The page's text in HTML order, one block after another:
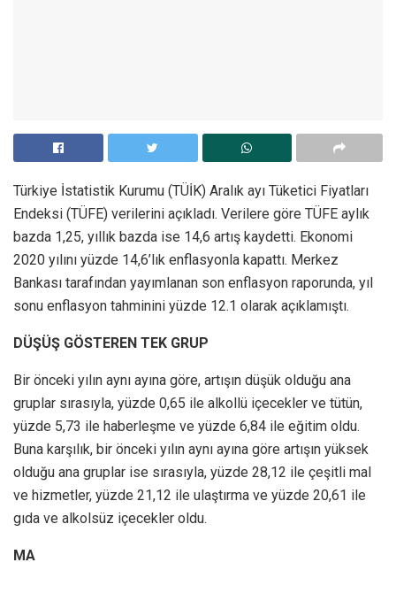
Türkiye İstatistik Kurumu (TÜİK) Aralık ayı Tüketici Fiyatları
Endeksi (TÜFE) verilerini açıkladı. Verilere göre TÜFE aylık
bazda 1,25, yıllık bazda ise 14,6 artış kaydetti. Ekonomi
2020 yılını yüzde 14,6’lık enflasyonla kapattı. Merkez
Bankası tarafından yayımlanan son enflasyon raporunda, yıl
sonu enflasyon tahminini yüzde 12.1 olarak açıklamıştı.
DÜŞÜŞ GÖSTEREN TEK GRUP
Bir önceki yılın aynı ayına göre, artışın düşük olduğu ana
gruplar sırasıyla, yüzde 0,65 ile alkollü içecekler ve tütün,
yüzde 5,73 ile haberleşme ve yüzde 6,84 ile eğitim oldu.
Buna karşılık, bir önceki yılın aynı ayına göre artışın yüksek
olduğu ana gruplar ise sırasıyla, yüzde 28,12 ile çeşitli mal
ve hizmetler, yüzde 21,12 ile ulaştırma ve yüzde 20,61 ile
gıda ve alkolsüz içecekler oldu.
MA